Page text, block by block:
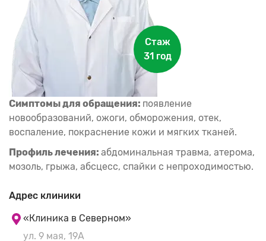
Стаж
31 год
Симптомы для обращения: появление
новообразований, ожоги, обморожения, отек,
воспаление, покраснение кожи и мягких тканей.
Профиль лечения: абдоминальная травма, атерома,
мозоль, грыжа, абсцесс, спайки с непроходимостью.
Адрес клиники
«Клиника в Северном»
ул. 9 мая, 19А